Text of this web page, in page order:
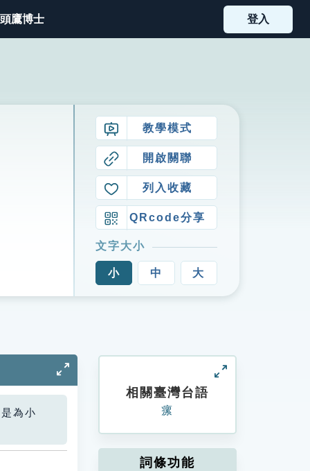
鷹博士 登入
教學模式
開啟關聯
列入收藏
QRcode分享
文字大小
小 中 大
為小
相關臺灣台語
瘰
詞條功能